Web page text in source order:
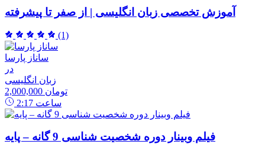
آموزش تخصصی زبان انگلیسی | از صفر تا پیشرفته
(1)
ساناز پارسا
در
زبان انگلیسی
2,000,000 تومان
2:17 ساعت
فیلم وبینار دوره شخصیت شناسی 9 گانه – پایه